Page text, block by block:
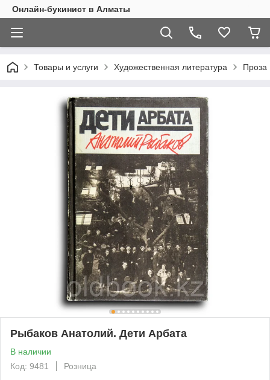
Онлайн-букинист в Алматы
Товары и услуги Художественная литература Проза
Рыбаков Анатолий. Дети Арбата
В наличии
Код: 9481
Розница